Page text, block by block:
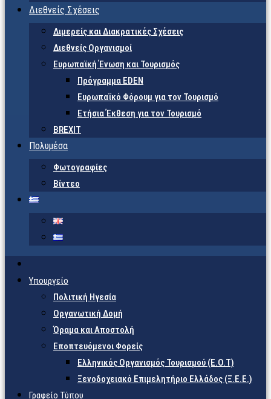
Διεθνείς Σχέσεις
Διμερείς και Διακρατικές Σχέσεις
Διεθνείς Οργανισμοί
Ευρωπαϊκή Ένωση και Τουρισμός
Πρόγραμμα EDEN
Ευρωπαϊκό Φόρουμ για τον Τουρισμό
Ετήσια Έκθεση για τον Τουρισμό
BREXIT
Πολυμέσα
Φωτογραφίες
Βίντεο
Υπουργείο
Πολιτική Ηγεσία
Οργανωτική Δομή
Όραμα και Αποστολή
Εποπτευόμενοι Φορείς
Eλληνικός Οργανισμός Τουρισμού (Ε.Ο.Τ)
Ξενοδοχειακό Επιμελητήριο Ελλάδος (Ξ.Ε.Ε.)
Γραφείο Τύπου